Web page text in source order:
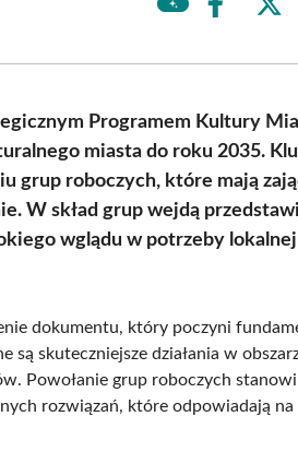
Share
Programem Kultury
miasta do roku 2035.
grup roboczych, które mają
W skład grup wejdą
wglądu w potrzeby lokalnej
dokumentu, który poczyni
są skuteczniejsze działania w
Powołanie grup roboczych
rozwiązań, które odpowiadają